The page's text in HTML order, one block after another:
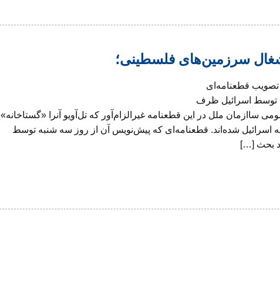
سرزمین‌های فلسطینی؛
قطعنامه‌ای
توسط اسرائیل ظرف
مجمع عمومی ساازمان ملل در این قطعنامه غیرالزام‌آور که تل‌آویو آنرا «گستاخانه»
اسرائیل شده‌اند. قطعنامه‌ای که پیش‌نویس آن از روز سه شنبه توسط